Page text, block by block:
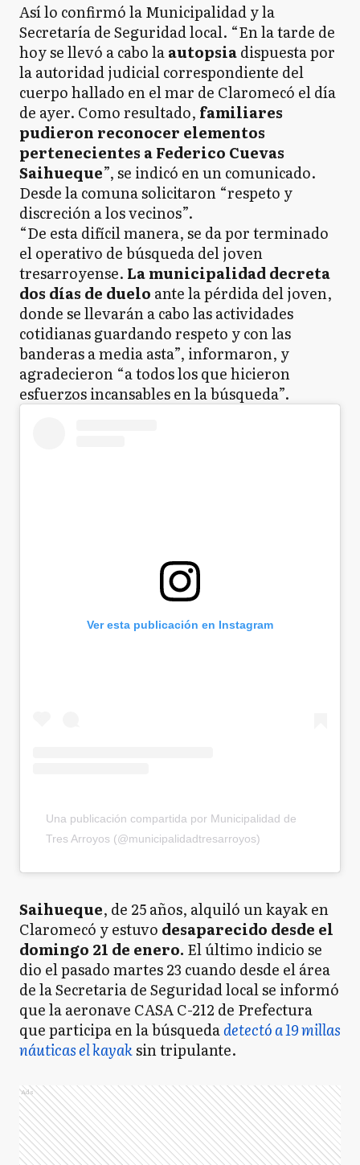
Así lo confirmó la Municipalidad y la
Secretaría de Seguridad local. “En la tarde de
hoy se llevó a cabo laautopsiadispuesta por
la autoridad judicial correspondiente del
cuerpo hallado en el mar de Claromecó el día
de ayer. Como resultado, familiares
pudieron reconocer elementos
pertenecientes a Federico Cuevas
Saihueque”, se indicó en un comunicado.
Desde la comuna solicitaron “respeto y
discreción a los vecinos”.
“De esta difícil manera, se da por terminado
el operativo de búsqueda del joven
tresarroyense. La municipalidad decreta
dos días de duelo ante la pérdida del joven,
donde se llevarán a cabo las actividades
cotidianas guardando respeto y con las
banderas a media asta”, informaron, y
agradecieron “a todos los que hicieron
esfuerzos incansables en la búsqueda”.
Ver esta publicación en Instagram
Una publicación compartida por Municipalidad de
Tres Arroyos (@municipalidadtresarroyos)
Saihueque, de 25 años, alquiló un kayak en
Claromecó y estuvo desaparecido desde el
domingo 21 de enero. El último indicio se
dio el pasado martes 23 cuando desde el área
de la Secretaria de Seguridad local se informó
que la aeronave CASA C-212 de Prefectura
que participa en la búsquedadetectó a 19 millas
náuticas el kayaksin tripulante.
Ads